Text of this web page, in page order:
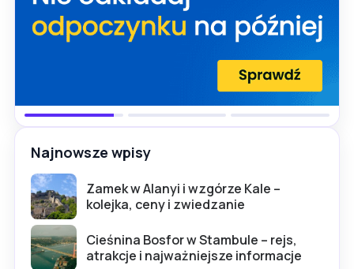
Najnowsze wpisy
Zamek w Alanyi i wzgórze Kale –
kolejka, ceny i zwiedzanie
Cieśnina Bosfor w Stambule – rejs,
atrakcje i najważniejsze informacje